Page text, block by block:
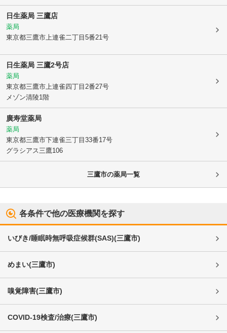
日生薬局 三鷹店
薬局
東京都三鷹市上連雀二丁目5番21号
日生薬局 三鷹2号店
薬局
東京都三鷹市上連雀四丁目2番27号
メゾン清陵1階
廣寿堂薬局
薬局
東京都三鷹市下連雀三丁目33番17号
グラシアス三鷹106
三鷹市の薬局一覧
各条件で他の医療機関を探す
いびき/睡眠時無呼吸症候群(SAS)(三鷹市)
めまい(三鷹市)
嗅覚障害(三鷹市)
COVID-19検査/治療(三鷹市)